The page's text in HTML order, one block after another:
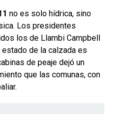
no es solo hídrica, sino
Los presidentes
los de Llambi Campbell
de la calzada es
de peaje dejó un
que las comunas, con